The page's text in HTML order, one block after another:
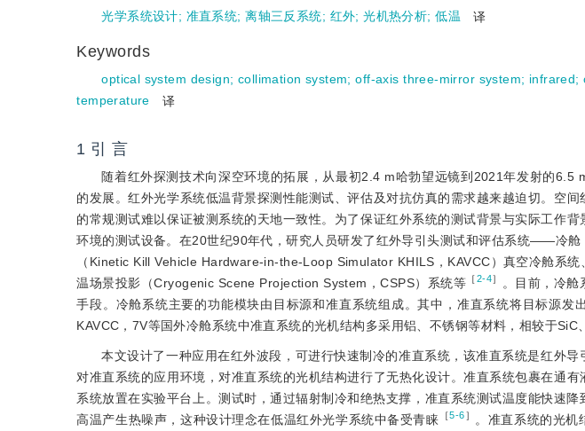
光学系统设计; 准直系统;离轴三反系统; 红外;光机热分析;低温 译
Keywords
optical system design; collimation system;off-axis three-mirror system; infrared;
temperature
译
1 引 言
随着红外探测技术向深空环境的拓展，从最初2.4 m哈勃望远镜到2021年发射的6.5
的发展。红外光学系统低温背景探测性能测试、评估及对抗仿真的需求越来越迫切。空
的常规测试难以保证被测系统的天地一致性。为了保证红外系统的测试背景与实际工作
环境的测试设备。在20世纪90年代，研究人员研发了红外导引头测试和评估系统——冷
（Kinetic Kill Vehicle Hardware-in-the-Loop Simulator KHILS，KAVCC）真空冷舱系
温场景投影（Cryogenic Scene Projection System，CSPS）系统等 ［2-4］
。目前，冷舱
手段。冷舱系统主要的功能模块由目标源和准直系统组成。其中，准直系统将目标源发
KAVCC，7V等国外冷舱系统中准直系统的光机结构多采用铝、不锈钢等材料，相较于SiC
本文设计了一种应用在红外波段，可进行快速制冷的准直系统，该准直系统是红外
对准直系统的应用环境，对准直系统的光机结构进行了无热化设计。准直系统包裹在通
系统放置在实验平台上。测试时，通过辐射制冷和绝热支撑，准直系统测试温度能快速
高温产生热噪声，这种设计理念在低温红外光学系统中备受青睐 ［5-6］
。准直系统的光机